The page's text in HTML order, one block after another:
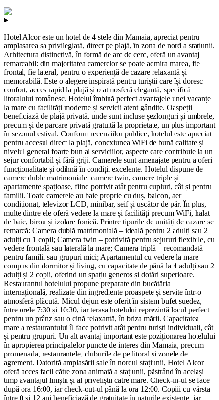
Hotel Alcor este un hotel de 4 stele din Mamaia, apreciat pentru
amplasarea sa privilegiată, direct pe plajă, în zona de nord a stațiunii.
Arhitectura distinctivă, în formă de arc de cerc, oferă un avantaj
remarcabil: din majoritatea camerelor se poate admira marea, fie
frontal, fie lateral, pentru o experiență de cazare relaxantă și
memorabilă. Este o alegere inspirată pentru turiștii care își doresc
confort, acces rapid la plajă și o atmosferă elegantă, specifică
litoralului românesc. Hotelul îmbină perfect avantajele unei vacanțe
la mare cu facilități moderne și servicii atent gândite. Oaspeții
beneficiază de plajă privată, unde sunt incluse șezlonguri și umbrele,
precum și de parcare privată gratuită la proprietate, un plus important
în sezonul estival. Conform recenziilor publice, hotelul este apreciat
pentru accesul direct la plajă, conexiunea WiFi de bună calitate și
nivelul general foarte bun al serviciilor, aspecte care contribuie la un
sejur confortabil și fără griji. Camerele sunt amenajate pentru a oferi
funcționalitate și odihnă în condiții excelente. Hotelul dispune de
camere duble matrimoniale, camere twin, camere triple și
apartamente spațioase, fiind potrivit atât pentru cupluri, cât și pentru
familii. Toate camerele au baie proprie cu duș, balcon, aer
condiționat, televizor LCD, minibar, seif și uscător de păr. În plus,
multe dintre ele oferă vedere la mare și facilități precum WiFi, halat
de baie, birou și izolare fonică. Printre tipurile de unități de cazare se
remarcă: Camera dublă matrimonială – ideală pentru 2 adulți sau 2
adulți cu 1 copil; Camera twin – potrivită pentru sejururi flexibile, cu
vedere frontală sau laterală la mare; Camera triplă – recomandată
pentru familii sau grupuri mici; Apartamentul cu vedere la mare –
compus din dormitor și living, cu capacitate de până la 4 adulți sau 2
adulți și 2 copii, oferind un spațiu generos și dotări superioare.
Restaurantul hotelului propune preparate din bucătăria
internațională, realizate din ingrediente proaspete și servite într-o
atmosferă plăcută. Micul dejun este oferit în sistem bufet suedez,
între orele 7:30 și 10:30, iar terasa hotelului reprezintă locul perfect
pentru un prânz sau o cină relaxantă, în briza mării. Capacitatea
mare a restaurantului îl face potrivit atât pentru turiști individuali, cât
și pentru grupuri. Un alt avantaj important este poziționarea hotelului
în apropierea principalelor puncte de interes din Mamaia, precum
promenada, restaurantele, cluburile de pe litoral și zonele de
agrement. Datorită amplasării sale în nordul stațiunii, Hotel Alcor
oferă acces facil către zona animată a stațiunii, păstrând în același
timp avantajul liniștii și al priveliștii către mare. Check-in-ul se face
după ora 16:00, iar check-out-ul până la ora 12:00. Copiii cu vârsta
între 0 și 12 ani beneficiază de gratuitate în paturile existente, iar